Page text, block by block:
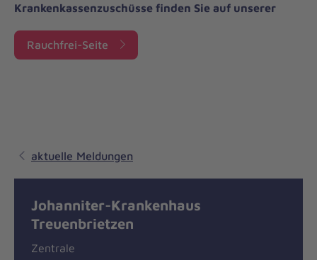
Krankenkassenzuschüsse finden Sie auf unserer
Rauchfrei-Seite
aktuelle Meldungen
Johanniter-Krankenhaus
Treuenbrietzen
Zentrale